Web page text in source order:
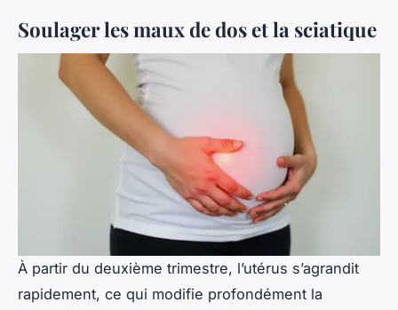
Soulager les maux de dos et la sciatique
À partir du deuxième trimestre, l’utérus s’agrandit
rapidement, ce qui modifie profondément la